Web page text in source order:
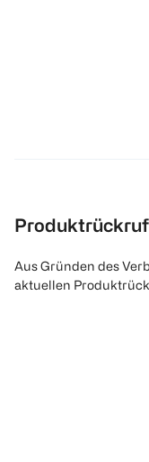
Produktrückruf
Aus Gründen des
aktuellen